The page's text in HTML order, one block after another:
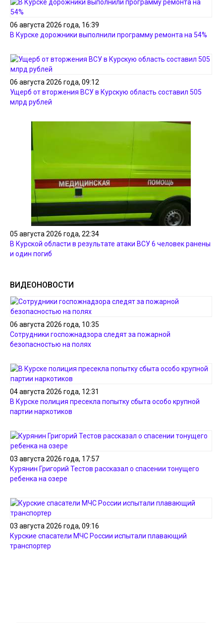
06 августа 2026 года, 16:39
В Курске дорожники выполнили программу ремонта на 54%
06 августа 2026 года, 09:12
Ущерб от вторжения ВСУ в Курскую область составил 505
млрд рублей
05 августа 2026 года, 22:34
В Курской области в результате атаки ВСУ 6 человек ранены
и один погиб
ВИДЕОНОВОСТИ
06 августа 2026 года, 10:35
Сотрудники госпожнадзора следят за пожарной
безопасностью на полях
04 августа 2026 года, 12:31
В Курске полиция пресекла попытку сбыта особо крупной
партии наркотиков
03 августа 2026 года, 17:57
Курянин Григорий Тестов рассказал о спасении тонущего
ребенка на озере
03 августа 2026 года, 09:16
Курские спасатели МЧС России испытали плавающий
транспортер